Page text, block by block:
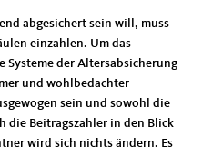
abgesichert sein will, muss
einzahlen. Um das
Systeme der Altersabsicherung
und wohlbedachter
sein und sowohl die
die Beitragszahler in den Blick
wird sich nichts ändern. Es